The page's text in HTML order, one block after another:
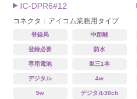
IC-DPR6#12
コネクタ：アイコム業務用タイプ
登録局 中距離
登録必要 防水
専用電池 単三1本
デジタル 4w
5w デジタル30ch